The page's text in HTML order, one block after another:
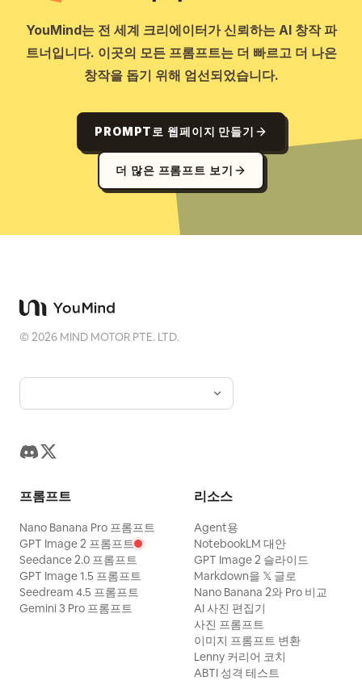
YouMind는 전 세계 크리에이터가 신뢰하는 AI 창작 파
트너입니다. 이곳의 모든 프롬프트는 더 빠르고 더 나은
창작을 돕기 위해 엄선되었습니다.
PROMPT로 웹페이지 만들기
더 많은 프롬프트 보기
©2026 MIND MOTOR PTE. LTD.
프롬프트
Nano Banana Pro 프롬프트
GPT Image 2 프롬프트
Seedance 2.0 프롬프트
GPT Image 1.5 프롬프트
Seedream 4.5 프롬프트
Gemini 3 Pro 프롬프트
리소스
Agent용
NotebookLM 대안
GPT Image 2 슬라이드
Markdown을 𝕏 글로
Nano Banana 2와 Pro 비교
AI 사진 편집기
사진 프롬프트
이미지 프롬프트 변환
Lenny 커리어 코치
ABTI 성격 테스트